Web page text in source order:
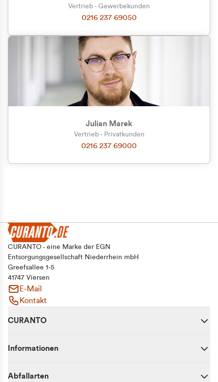
Vertrieb - Gewerbekunden
0216 237 69050
Julian Marek
Vertrieb - Privatkunden
0216 237 69000
CURANTO - eine Marke der EGN
Entsorgungsgesellschaft Niederrhein mbH
Greefsallee 1-5
41747 Viersen
E-Mail
Kontakt
CURANTO
Informationen
Abfallarten